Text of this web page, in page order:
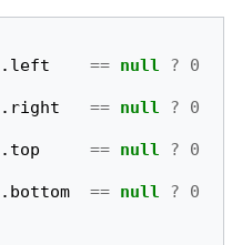
. left == null ?
0
. right == null ?
0
. top == null ?
0
. bottom == null ?
0